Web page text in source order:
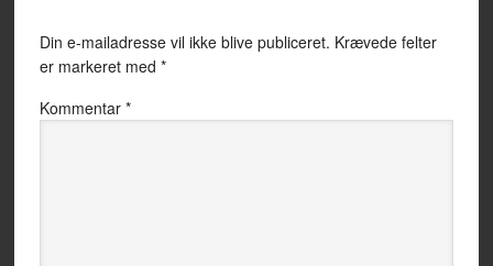
Din e-mailadresse vil ikke blive publiceret. Krævede felter
er markeret med *
Kommentar *